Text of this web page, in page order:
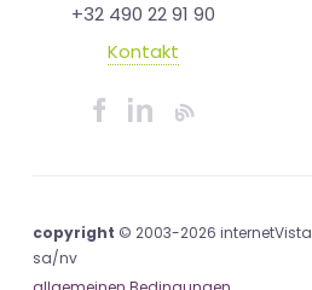
+32 490 22 91 90
Kontakt
copyright © 2003-2026 internetVista
sa/nv